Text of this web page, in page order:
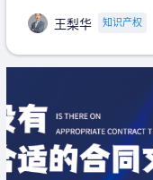
产生视觉影响，及现
无效再审改判可以执
师】 王梨华 浙江杭知
由】 侵害外观设计专
引】 再审：最高人民
民再2
王梨华 知识产权